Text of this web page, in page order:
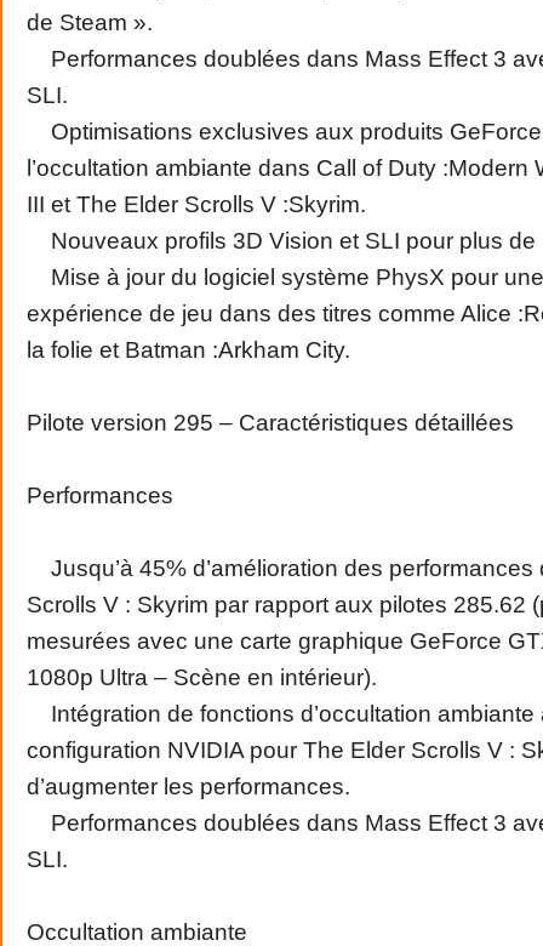
de Steam ».
Performances doublées dans Mass Effect 3
SLI.
Optimisations exclusives aux produits
l’occultation ambiante dans Call of Duty :Modern
III et The Elder Scrolls V :Skyrim.
Nouveaux profils 3D Vision et SLI pour plus de
Mise à jour du logiciel système PhysX pour
expérience de jeu dans des titres comme Alice
la folie et Batman :Arkham City.
Pilote version 295 – Caractéristiques détaillées
Performances
Jusqu’à 45% d’amélioration des performances
Scrolls V : Skyrim par rapport aux pilotes 285.62
mesurées avec une carte graphique GeForce
1080p Ultra – Scène en intérieur).
Intégration de fonctions d’occultation ambiante
configuration NVIDIA pour The Elder Scrolls V :
d’augmenter les performances.
Performances doublées dans Mass Effect 3
SLI.
Occultation ambiante